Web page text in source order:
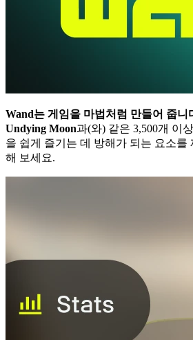
Wand는 게임을 마법처럼 만들어 줍니
Undying Moon과(와) 같은 3,500개 이
을 쉽게 즐기는 데 방해가 되는 요소를
해 보세요.